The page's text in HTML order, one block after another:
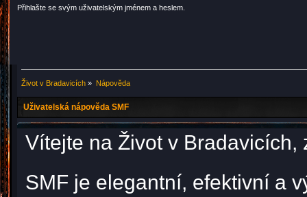
Přihlašte se svým uživatelským jménem a heslem.
Život v Bradavicích » Nápověda
Uživatelská nápověda SMF
Vítejte na Život v
SMF je elegantní, efektivní a